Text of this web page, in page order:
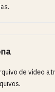
de vídeo